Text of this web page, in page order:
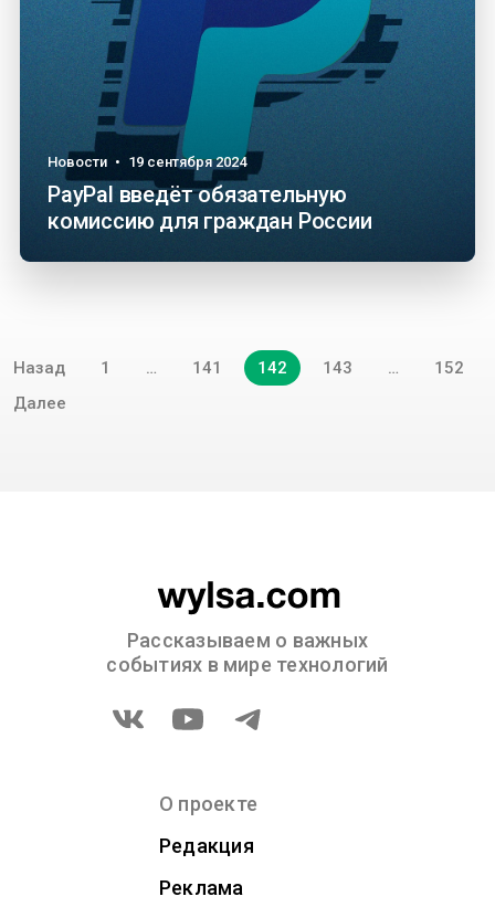
Новости • 19 сентября 2024
PayPal введёт обязательную
комиссию для граждан России
Навигация
по
записям
Назад 1 … 141 142 143 …
152
Далее
Рассказываем о важных
событиях в мире технологий
О проекте
Редакция
Реклама